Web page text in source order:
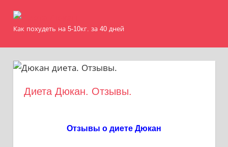
Как похудеть на 5-10кг. за 40 дней
Диета Дюкан. Отзывы.
Отзывы о диете Дюкан